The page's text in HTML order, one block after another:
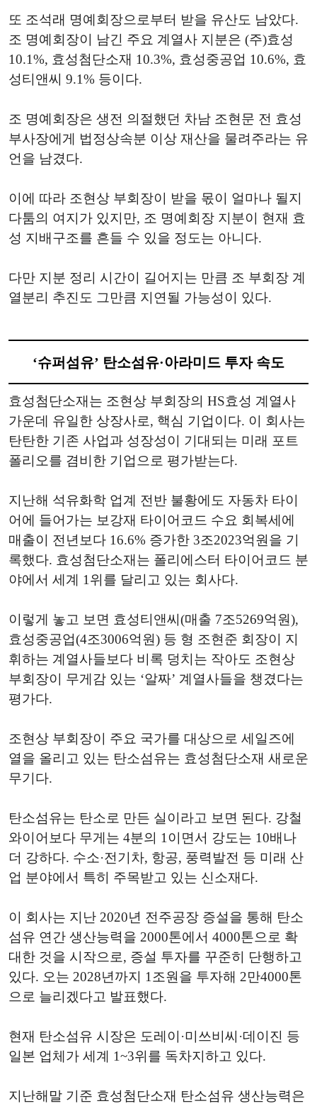
또 조석래 명예회장으로부터 받을 유산도 남았다.
조 명예회장이 남긴 주요 계열사 지분은 (주)효성
10.1%, 효성첨단소재 10.3%, 효성중공업 10.6%, 효
성티앤씨 9.1% 등이다.
조 명예회장은 생전 의절했던 차남 조현문 전 효성
부사장에게 법정상속분 이상 재산을 물려주라는 유
언을 남겼다.
이에 따라 조현상 부회장이 받을 몫이 얼마나 될지
다툼의 여지가 있지만, 조 명예회장 지분이 현재 효
성 지배구조를 흔들 수 있을 정도는 아니다.
다만 지분 정리 시간이 길어지는 만큼 조 부회장 계
열분리 추진도 그만큼 지연될 가능성이 있다.
‘슈퍼섬유’ 탄소섬유·아라미드 투자 속도
효성첨단소재는 조현상 부회장의 HS효성 계열사
가운데 유일한 상장사로, 핵심 기업이다. 이 회사는
탄탄한 기존 사업과 성장성이 기대되는 미래 포트
폴리오를 겸비한 기업으로 평가받는다.
지난해 석유화학 업계 전반 불황에도 자동차 타이
어에 들어가는 보강재 타이어코드 수요 회복세에
매출이 전년보다 16.6% 증가한 3조2023억원을 기
록했다. 효성첨단소재는 폴리에스터 타이어코드 분
야에서 세계 1위를 달리고 있는 회사다.
이렇게 놓고 보면 효성티앤씨(매출 7조5269억원),
효성중공업(4조3006억원) 등 형 조현준 회장이 지
휘하는 계열사들보다 비록 덩치는 작아도 조현상
부회장이 무게감 있는 ‘알짜’ 계열사들을 챙겼다는
평가다.
조현상 부회장이 주요 국가를 대상으로 세일즈에
열을 올리고 있는 탄소섬유는 효성첨단소재 새로운
무기다.
탄소섬유는 탄소로 만든 실이라고 보면 된다. 강철
와이어보다 무게는 4분의 1이면서 강도는 10배나
더 강하다. 수소·전기차, 항공, 풍력발전 등 미래 산
업 분야에서 특히 주목받고 있는 신소재다.
이 회사는 지난 2020년 전주공장 증설을 통해 탄소
섬유 연간 생산능력을 2000톤에서 4000톤으로 확
대한 것을 시작으로, 증설 투자를 꾸준히 단행하고
있다. 오는 2028년까지 1조원을 투자해 2만4000톤
으로 늘리겠다고 발표했다.
현재 탄소섬유 시장은 도레이·미쓰비씨·데이진 등
일본 업체가 세계 1~3위를 독차지하고 있다.
지난해말 기준 효성첨단소재 탄소섬유 생산능력은